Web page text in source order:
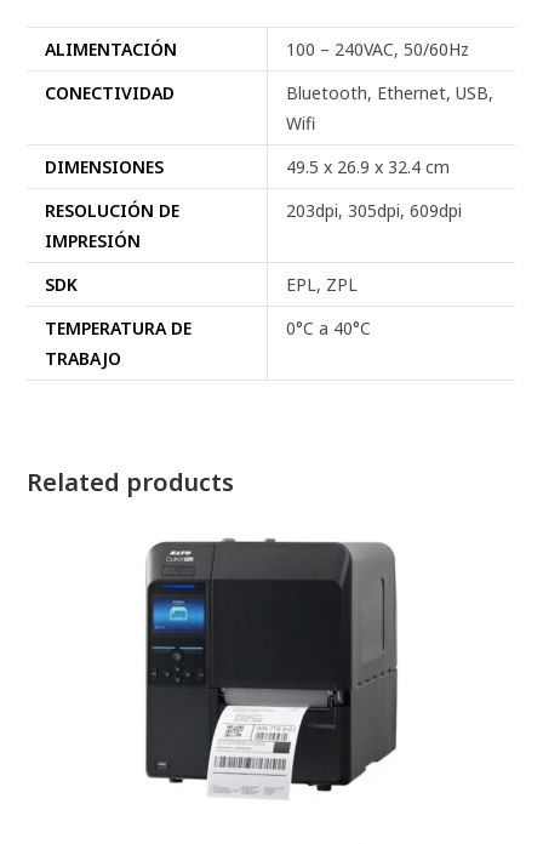
ALIMENTACIÓN
100 – 240VAC, 50/60Hz
CONECTIVIDAD
Bluetooth, Ethernet, USB,
Wifi
DIMENSIONES
49.5 x 26.9 x 32.4 cm
RESOLUCIÓN DE
IMPRESIÓN
203dpi, 305dpi, 609dpi
SDK
EPL, ZPL
TEMPERATURA DE
TRABAJO
0°C a 40°C
Related products